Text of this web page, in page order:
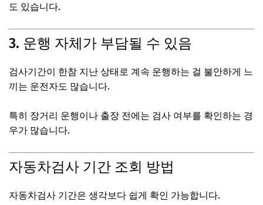
도 있습니다.
3. 운행 자체가 부담될 수 있음
검사기간이 한참 지난 상태로 계속 운행하는 걸 불안하게 느
끼는 운전자도 많습니다.
특히 장거리 운행이나 출장 전에는 검사 여부를 확인하는 경
우가 많습니다.
자동차검사 기간 조회 방법
자동차검사 기간은 생각보다 쉽게 확인 가능합니다.